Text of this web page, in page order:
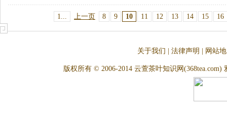
1... 上一页 8 9 10 11 12 13 14 15 16
关于我们 法律声明 网站
版权所有 © 2006-2014 云萱茶叶知识网